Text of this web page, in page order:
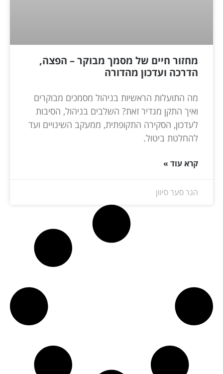
מחזור חיים של מסמך מבוקר – הפצה,
הדרכה ועדכון מהדורה
מה התועלות הראשיות בניהול מסמכים מבוקרים
ואיך התקן מגדיר זאת? השלבים בניהול, הסיבות
לעדכון, הסקירה התקופתית, ממעקב השינויים ועד
להחלטת ביטול.
קרא עוד »
הגר סער סיוון